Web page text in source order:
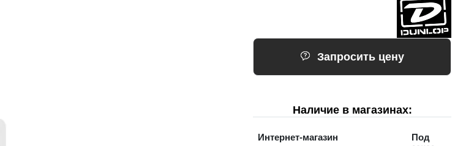
Запросить цену
Наличие в магазинах:
Интернет-магазин
Под